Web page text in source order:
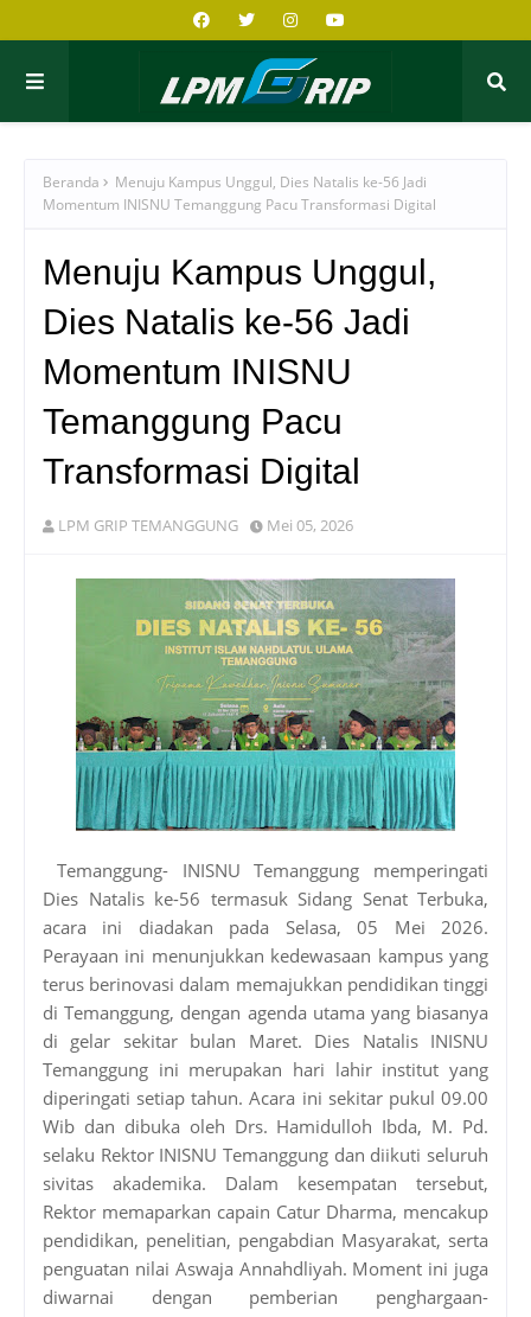
Beranda
Menuju Kampus Unggul, Dies Natalis ke-56 Jadi
Momentum INISNU Temanggung Pacu Transformasi Digital
Menuju Kampus Unggul,
Dies Natalis ke-56 Jadi
Momentum INISNU
Temanggung Pacu
Transformasi Digital
LPM GRIP TEMANGGUNG Mei 05, 2026
Temanggung- INISNU Temanggung memperingati
Dies Natalis ke-56 termasuk Sidang Senat Terbuka,
acara ini diadakan pada Selasa, 05 Mei 2026.
Perayaan ini menunjukkan kedewasaan kampus yang
terus berinovasi dalam memajukkan pendidikan tinggi
di Temanggung, dengan agenda utama yang biasanya
di gelar sekitar bulan Maret. Dies Natalis INISNU
Temanggung ini merupakan hari lahir institut yang
diperingati setiap tahun. Acara ini sekitar pukul 09.00
Wib dan dibuka oleh Drs. Hamidulloh Ibda, M. Pd.
selaku Rektor INISNU Temanggung dan diikuti seluruh
sivitas akademika. Dalam kesempatan tersebut,
Rektor memaparkan capain Catur Dharma, mencakup
pendidikan, penelitian, pengabdian Masyarakat, serta
penguatan nilai Aswaja Annahdliyah. Moment ini juga
diwarnai dengan pemberian penghargaan-